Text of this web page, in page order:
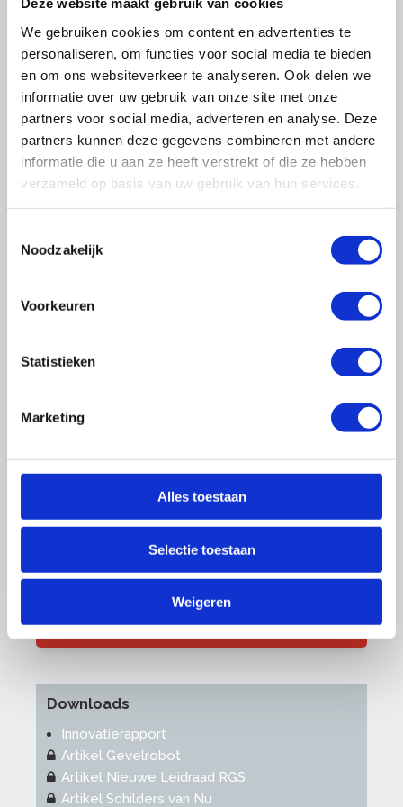
We gebruiken cookies om content en advertenties te
personaliseren, om functies voor social media te bieden
en om ons websiteverkeer te analyseren. Ook delen we
informatie over uw gebruik van onze site met onze
partners voor social media, adverteren en analyse. Deze
partners kunnen deze gegevens combineren met andere
informatie die u aan ze heeft verstrekt of die ze hebben
verzameld op basis van uw gebruik van hun services.
Noodzakelijk
Voorkeuren
Statistieken
Marketing
Alles toestaan
Selectie toestaan
Weigeren
Meer over digitalisering
Digitale Veiligheid
DigiDeal DICO Standaard
Cyberverzekering
Meer over techniek en innovatie
Vaktechische info voor glaszetters
Jeroen van Dorp
j.vandorp@onderhoudnl.nl
Downloads
Innovatierapport
Artikel Gevelrobot
Artikel Nieuwe Leidraad RGS
Artikel Schilders van Nu